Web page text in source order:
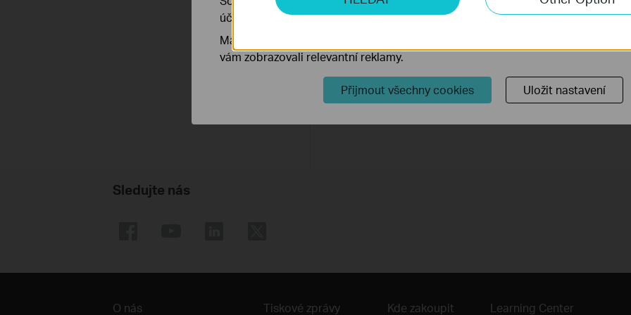
Tapo C400/C401/TC80 2.0
Více
Sledujte nás
O nás Tiskové zprávy Kde zakoupit Learning Center
účelem zlepšení a přizpůsobení jejich funkčnosti.
Marketingové soubory cookie mohou prostřednictvím našich webových
vám zobrazovali relevantní reklamy.
Přijmout všechny cookies Uložit nastavení